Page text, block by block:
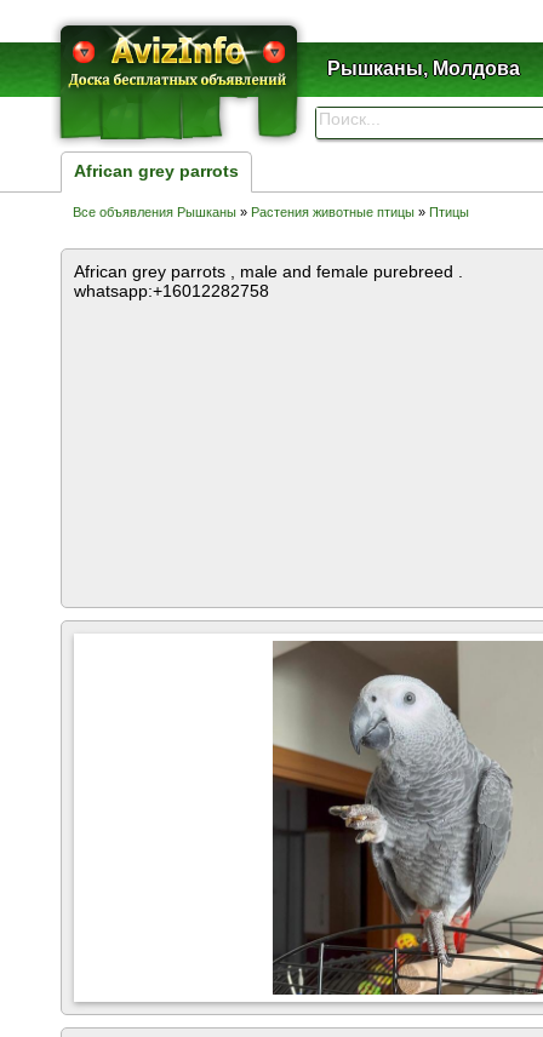
Рышканы, Молдова
African grey parrots
Все объявления Рышканы » Растения животные птицы » Птицы
African grey parrots , male and female purebreed .
whatsapp:+16012282758